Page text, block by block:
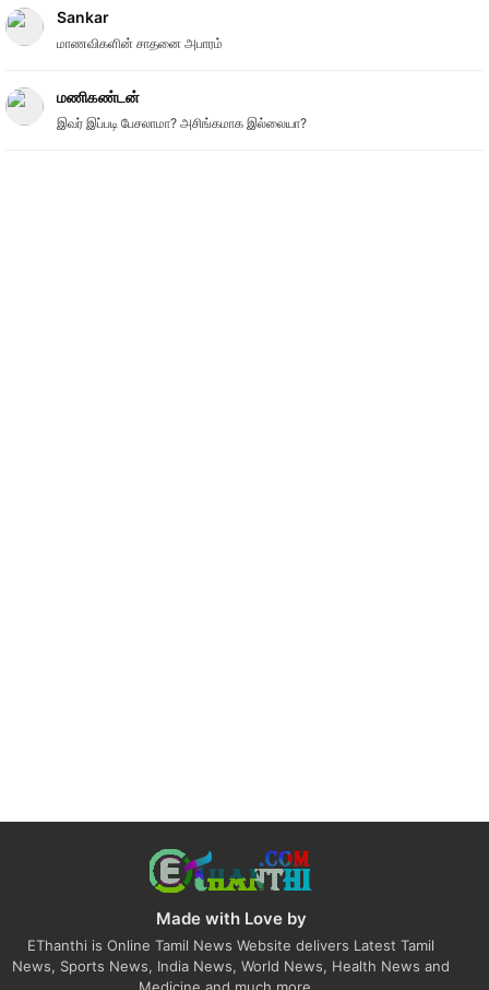
Sankar
மாணவிகளின் சாதனை அபாரம்
மணிகண்டன்
இவர் இப்படி பேசலாமா? அசிங்கமாக இல்லையா?
Made with Love by
EThanthi is Online Tamil News Website delivers Latest Tamil
News, Sports News, India News, World News, Health News and